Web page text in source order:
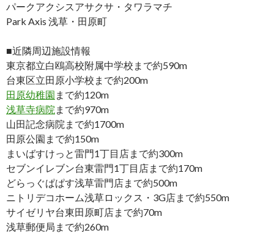
パークアクシスアサクサ・タワラマチ
Park Axis 浅草・田原町
■近隣周辺施設情報
東京都立白鴎高校附属中学校まで約590m
台東区立田原小学校まで約200m
田原幼稚園 まで約120m
浅草寺病院 まで約970m
山田記念病院まで約1700m
田原公園まで約150m
まいばすけっと雷門1丁目店まで約300m
セブンイレブン台東雷門1丁目店まで約170m
どらっぐぱぱす浅草雷門店まで約500m
ニトリデコホーム浅草ロックス・3G店まで約550m
サイゼリヤ台東田原町店まで約70m
浅草郵便局まで約260m